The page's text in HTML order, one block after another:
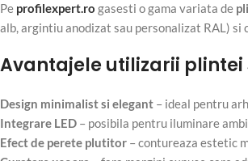
Pe profilexpert.ro gasesti o gama variata de
alb, argintiu anodizat sau personalizat RAL) si
Avantajele utilizarii
Design minimalist si elegant – ideal pentru
Integrare LED – posibila pentru iluminare
Efect de perete plutitor – contureaza estetic